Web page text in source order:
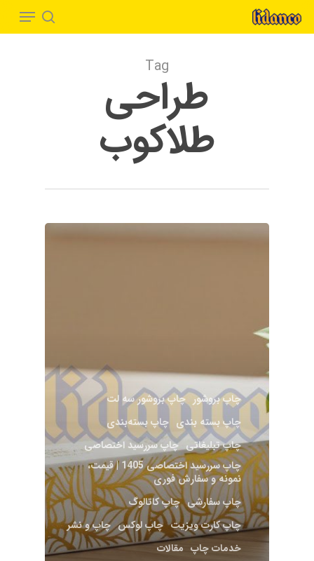
search
Menu
Tag
طراحی
طلاکوب
چاپ بروشور چاپ بروشور سه لت
چاپ بسته ‌بندی چاپ بسته‌بندی
چاپ تبلیغاتی چاپ سررسید اختصاصی
چاپ سررسید اختصاصی 1405 | قیمت،
نمونه و سفارش فوری
چاپ سفارشی چاپ کاتالوگ
چاپ کارت ویزیت چاپ لوکس چاپ و نشر
خدمات چاپ مقالات